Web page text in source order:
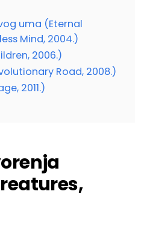
uma (Eternal
Mind, 2004.)
2006.)
Road, 2008.)
2011.)